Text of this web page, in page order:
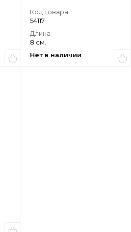
Код товара
54117
Длина
8 см.
Нет в наличии